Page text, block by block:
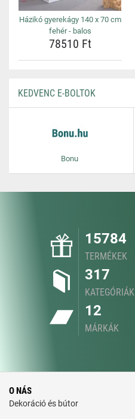
Házikó gyerekágy 140 x 70 cm
fehér - balos
78510 Ft
KEDVENC E-BOLTOK
Bonu
15784
TERMÉKEK
317
KATEGÓRIÁK
12
MÁRKÁK
O NÁS
Dekoráció és bútor